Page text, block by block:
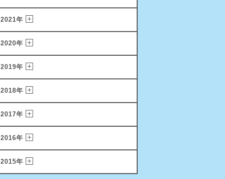
2021年
2020年
2019年
2018年
2017年
2016年
2015年